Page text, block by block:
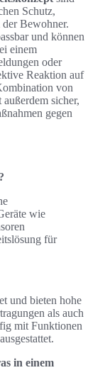
Schutz,
Bewohner.
und können
einem
oder
Reaktion auf
von
sicher,
gegen
wie
für
und bieten hohe
als auch
mit Funktionen
in einem